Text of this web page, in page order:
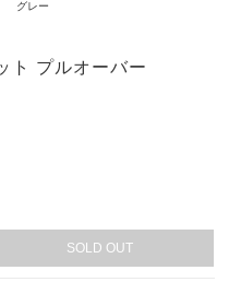
グレー
ト プルオーバー
SOLD OUT